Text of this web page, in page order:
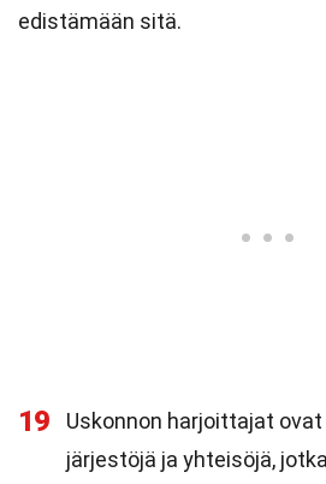
edistämään sitä.
19
Uskonnon harjoittajat
järjestöjä ja yhteisöjä,